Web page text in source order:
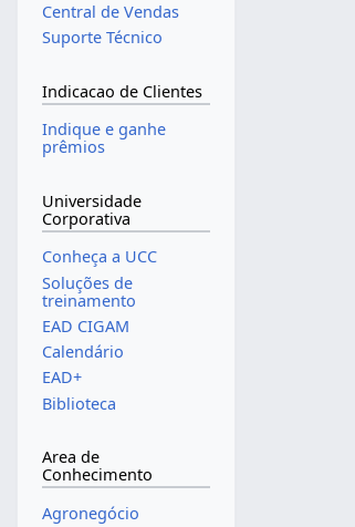
Central de Vendas
Suporte Técnico
Indicacao de Clientes
Indique e ganhe
prêmios
Universidade
Corporativa
Conheça a UCC
Soluções de
treinamento
EAD CIGAM
Calendário
EAD+
Biblioteca
Area de
Conhecimento
Agronegócio